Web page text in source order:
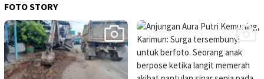
FOTO STORY